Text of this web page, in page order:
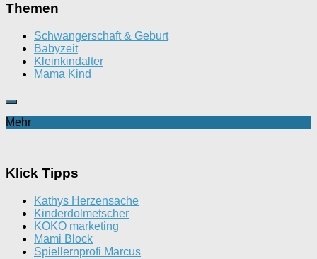
Themen
Schwangerschaft & Geburt
Babyzeit
Kleinkindalter
Mama Kind
Mehr
Klick Tipps
Kathys Herzensache
Kinderdolmetscher
KOKO marketing
Mami Block
Spiellernprofi Marcus